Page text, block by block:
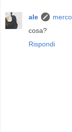
ale
cosa?
Rispondi